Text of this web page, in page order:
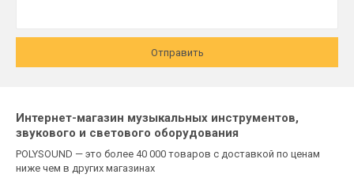
Отправить
Интернет-магазин музыкальных инструментов,
звукового и светового оборудования
POLYSOUND — это более 40 000 товаров с доставкой по ценам
ниже чем в других магазинах